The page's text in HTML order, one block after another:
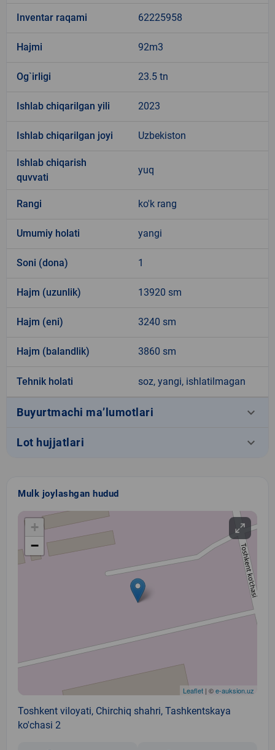
Inventar raqami 62225958
Hajmi 92m3
Og`irligi 23.5 tn
Ishlab chiqarilgan yili 2023
Ishlab chiqarilgan joyi Uzbekiston
Ishlab chiqarish
quvvati
yuq
Rangi ko'k rang
Umumiy holati yangi
Soni (dona) 1
Hajm (uzunlik) 13920 sm
Hajm (eni) 3240 sm
Hajm (balandlik) 3860 sm
Tehnik holati soz, yangi, ishlatilmagan
Buyurtmachi ma’lumotlari keyboard_arrow_down
Lot hujjatlari keyboard_arrow_down
Mulk joylashgan hudud
+
−
Leaflet | ©e-auksion.uz
Toshkent viloyati, Chirchiq shahri, Tashkentskaya
ko'chasi 2